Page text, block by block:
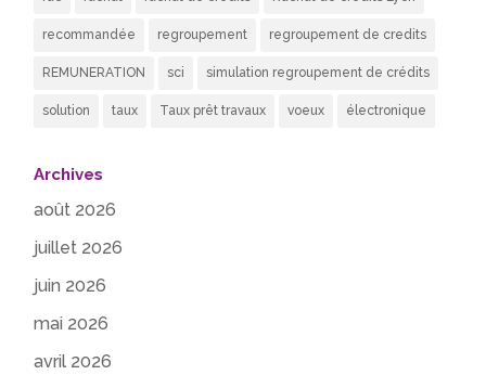
recommandée regroupement regroupement de credits
REMUNERATION sci simulation regroupement de crédits
solution taux Taux prêt travaux voeux électronique
Archives
août 2026
juillet 2026
juin 2026
mai 2026
avril 2026